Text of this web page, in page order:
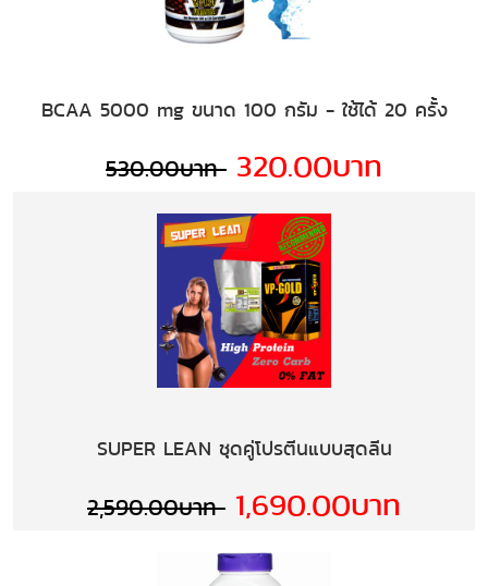
BCAA 5000 mg ขนาด 100 กรัม - ใช้ได้ 20 ครั้ง
530.00บาท 320.00บาท
SUPER LEAN ชุดคู่โปรตีนแบบสุดลีน
2,590.00บาท 1,690.00บาท